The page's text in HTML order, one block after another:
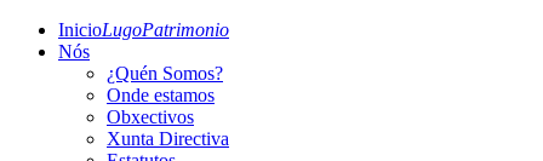
InicioLugoPatrimonio
Nós
¿Quén Somos?
Onde estamos
Obxectivos
Xunta Directiva